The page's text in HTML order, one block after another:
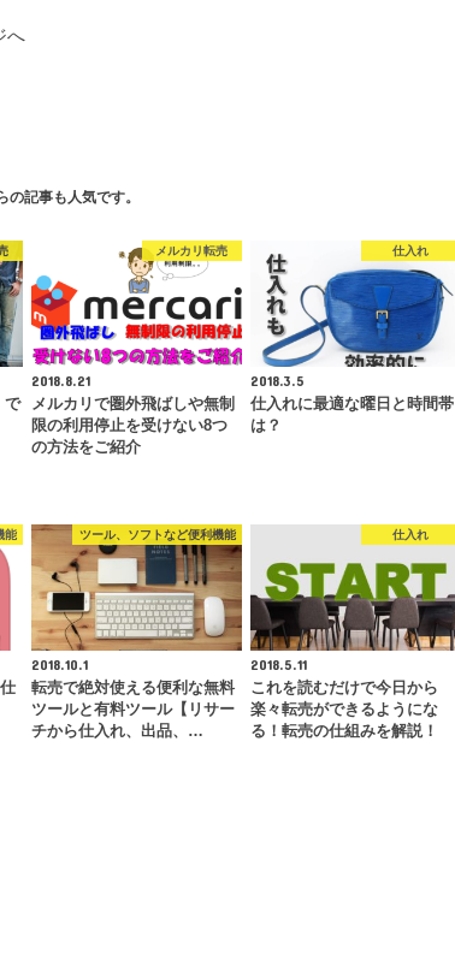
へ
の記事も人気です。
で
メルカリ転売
2018.8.21
メルカリで圏外飛ばしや無制
限の利用停止を受けない8つ
の方法をご紹介
仕入れ
2018.3.5
仕入れに最適な曜日と時間帯
は？
能 ツール、ソフトなど便利機能
2018.10.1
転売で絶対使える便利な無料
ツールと有料ツール【リサー
チから仕入れ、出品、…
仕入れ
2018.5.11
これを読むだけで今日から
楽々転売ができるようにな
る！転売の仕組みを解説！